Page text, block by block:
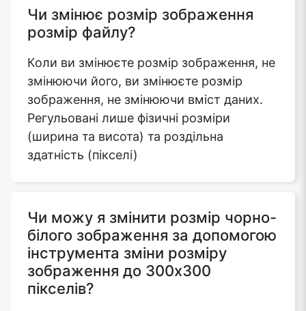
Copy Link
Чи змінює розмір зображення
розмір файлу?
Коли ви змінюєте розмір зображення, не
змінюючи його, ви змінюєте розмір
зображення, не змінюючи вміст даних.
Регульовані лише фізичні розміри
(ширина та висота) та роздільна
здатність (пікселі)
Чи можу я змінити розмір чорно-
білого зображення за допомогою
інструмента зміни розміру
зображення до 300x300
пікселів?